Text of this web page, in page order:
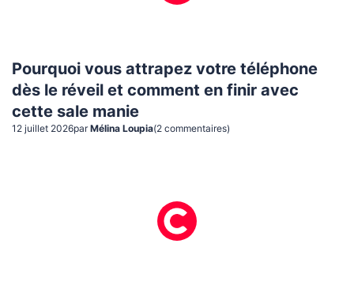
Pourquoi vous attrapez votre téléphone
dès le réveil et comment en finir avec
cette sale manie
12 juillet 2026par Mélina Loupia(2 commentaires)